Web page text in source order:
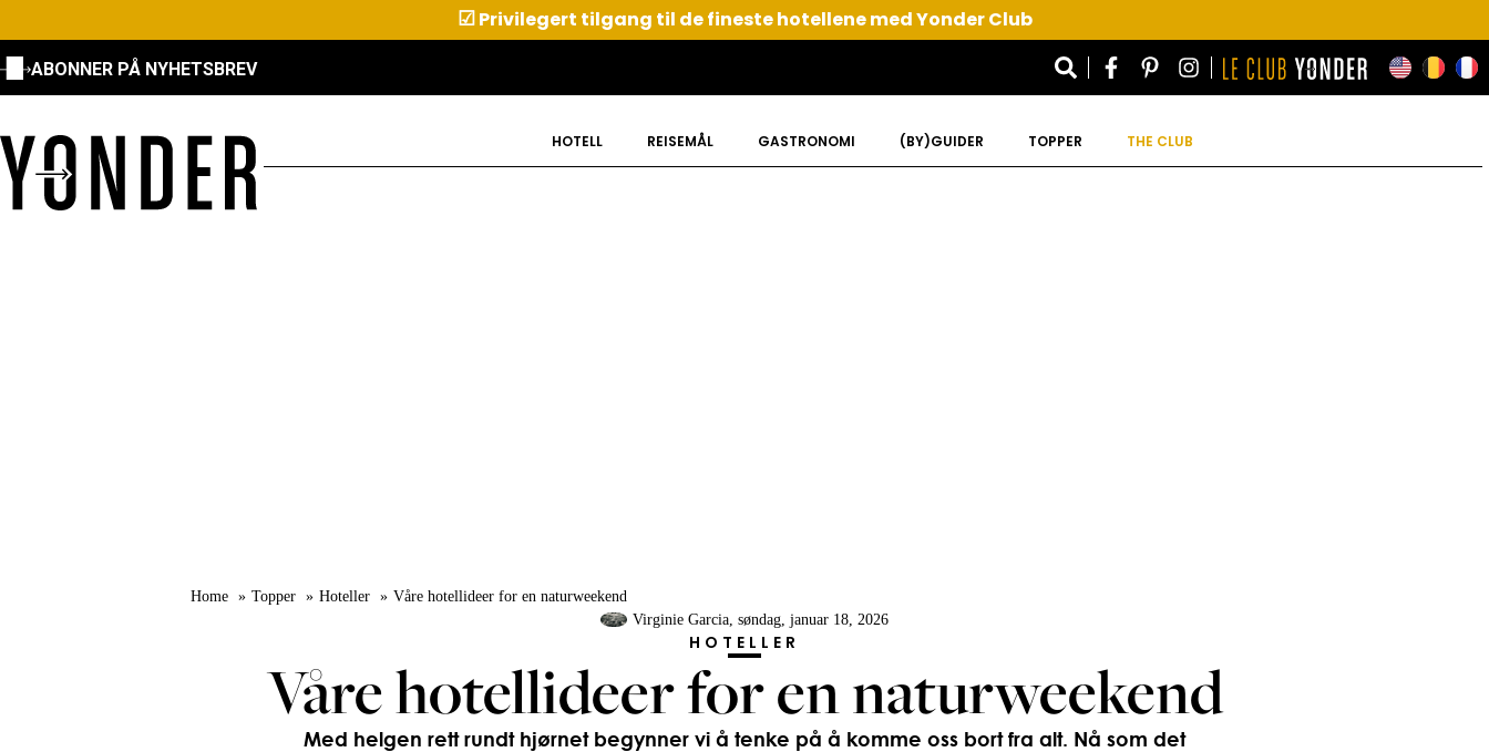
☑Privilegert tilgang til de fineste hotellene med Yonder Club
ABONNER PÅ NYHETSBREV
HOTELL REISEMÅL GASTRONOMI (BY)GUIDER TOPPER THE CLUB
Home Topper Hoteller
Våre hotellideer for en naturweekend
Virginie Garcia, søndag, januar 18, 2026
HOTELLER
Våre hotellideer for en naturweekend
Med helgen rett rundt hjørnet begynner vi å tenke på å komme oss bort fra alt. Nå som det